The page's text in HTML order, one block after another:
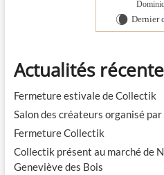
W Dernier
Actualités
Fermeture estivale de Collectik
Salon des créateurs organisé par
Fermeture Collectik
Collectik présent au marché de
Geneviève des Bois